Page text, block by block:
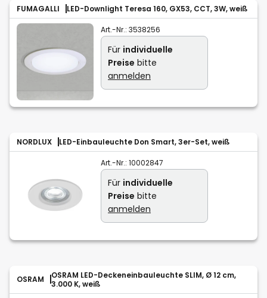
FUMAGALLI LED-Downlight Teresa 160, GX53, CCT, 3W, weiß
Art.-Nr.: 3538256
Für individuelle
Preise bitte
anmelden
NORDLUX LED-Einbauleuchte Don Smart, 3er-Set, weiß
Art.-Nr.: 10002847
Für individuelle
Preise bitte
anmelden
OSRAM
OSRAM LED-Deckeneinbauleuchte SLIM, Ø 12 cm,
3.000 K, weiß